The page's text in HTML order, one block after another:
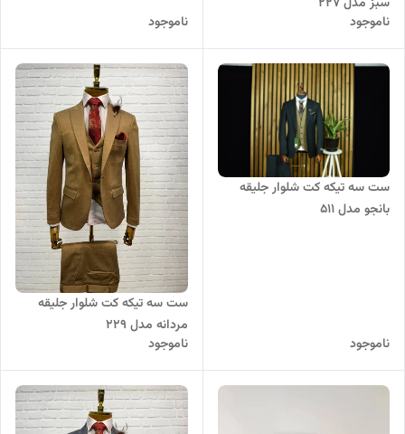
ناموجود
ناموجود
ست سه تیکه کت شلوار جلیقه
بانجو مدل 511
ناموجود
ست سه تیکه کت شلوار جلیقه
مردانه مدل 229
ناموجود